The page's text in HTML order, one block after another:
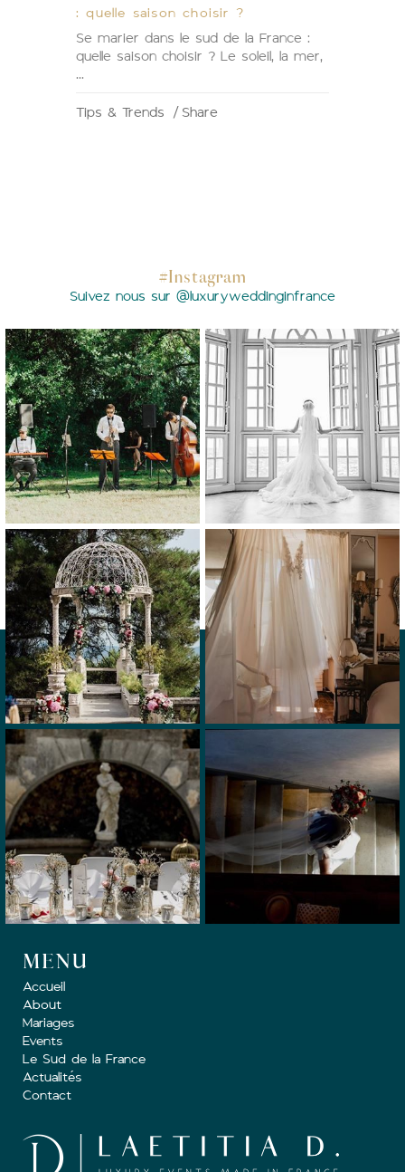
: quelle saison choisir ?
Se marier dans le sud de la France :
quelle saison choisir ? Le soleil, la mer,
...
Tips & Trends
Share
#Instagram
Suivez nous sur @luxuryweddinginfrance
MENU
Accueil
About
Mariages
Events
Le Sud de la France
Actualités
Contact